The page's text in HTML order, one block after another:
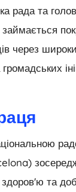
рада та
через
здоров'ю та